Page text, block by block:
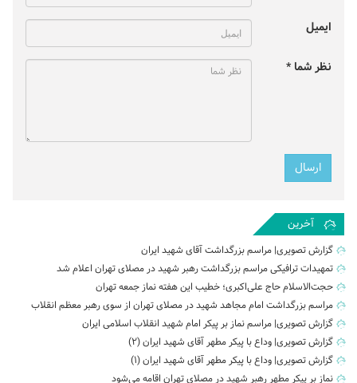
ایمیل
نظر شما *
آخرین
گزارش تصویری| مراسم بزرگداشت آقای شهید ایران
تمهیدات ترافیکی مراسم بزرگداشت رهبر شهید در مصلای تهران اعلام شد
حجت‌الاسلام حاج علی‌اکبری؛ خطیب این هفته نماز جمعه تهران
مراسم بزرگداشت امام مجاهد شهید در مصلای تهران از سوی رهبر معظم انقلاب
گزارش تصویری| مراسم نماز بر پیکر امام شهید انقلاب اسلامی ایران
گزارش تصویری| وداع با پیکر مطهر آقای شهید ایران (2)
گزارش تصویری| وداع با پیکر مطهر آقای شهید ایران (1)
نماز بر پیکر مطهر رهبر شهید در مصلای تهران اقامه می‌شود